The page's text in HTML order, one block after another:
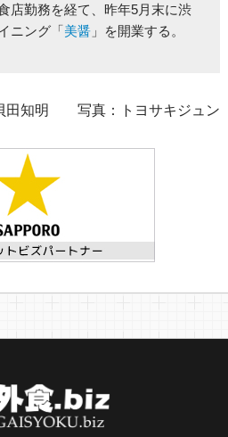
店勤務を経て、昨年5月末に渋
ニング「美醤」を開業する。
田知明 写真：トヨサキジュン